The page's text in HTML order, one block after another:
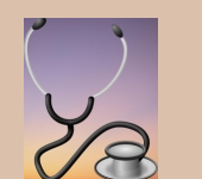
Skip
content